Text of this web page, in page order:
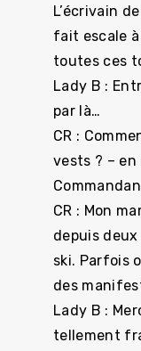
L’écrivain
fait escale à
toutes ces
Lady B :
par là…
CR :
vests ? – en
CR : Mon
depuis
ski. Parfois
des
Lady B :
tellement